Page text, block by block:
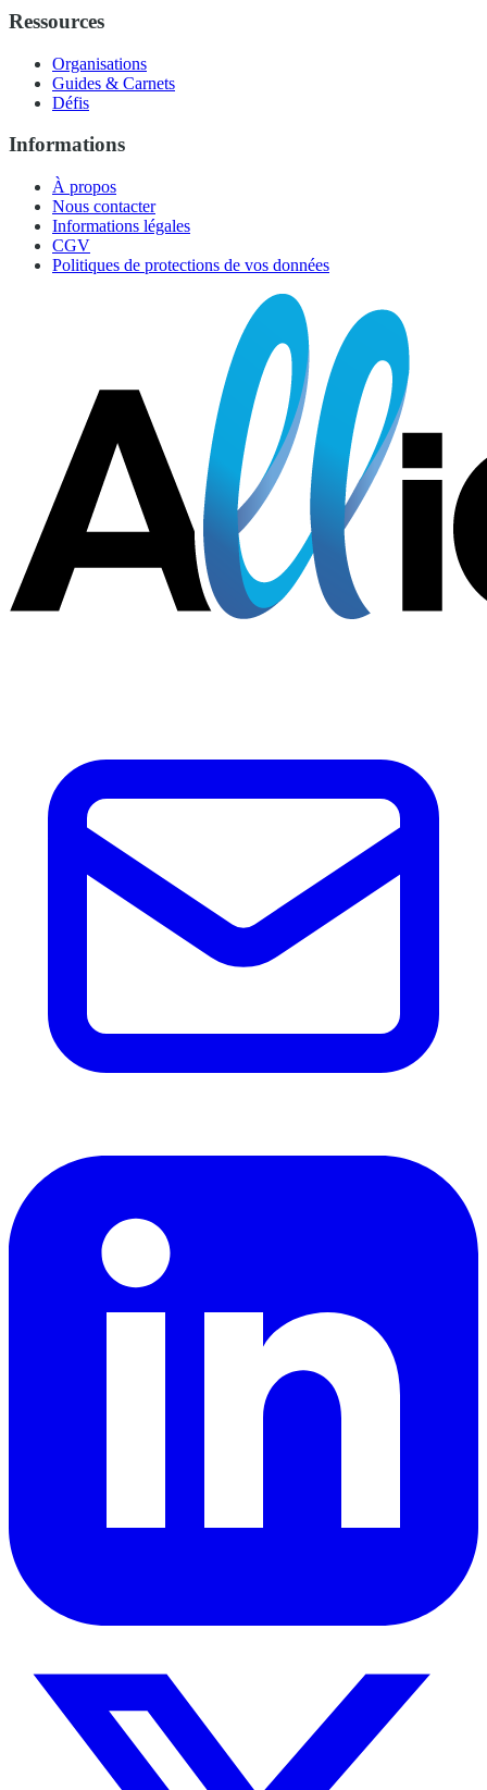
Ressources
Organisations
Guides & Carnets
Défis
Informations
À propos
Nous contacter
Informations légales
CGV
Politiques de protections de vos données